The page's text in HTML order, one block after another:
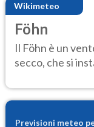
Wikimeteo
Föhn
Il Föhn è un
secco, che si
Previsioni meteo